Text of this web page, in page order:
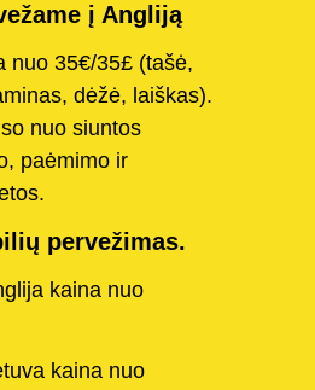
į Angliją
nuo 35€/35£ (tašė,
dėžė, laiškas).
nuo siuntos
paėmimo ir
pervežimas.
kaina nuo
kaina nuo